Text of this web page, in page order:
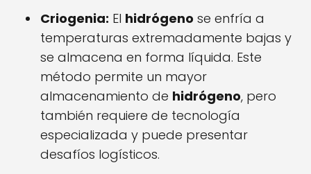
Criogenia: El hidrógeno se enfría a
temperaturas extremadamente bajas y
se almacena en forma líquida. Este
método permite un mayor
almacenamiento de hidrógeno, pero
también requiere de tecnología
especializada y puede presentar
desafíos logísticos.